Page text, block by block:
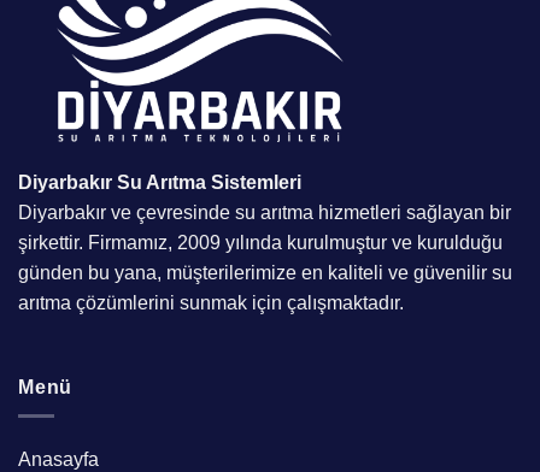
Diyarbakır Su Arıtma Sistemleri
Diyarbakır ve çevresinde su arıtma hizmetleri sağlayan bir
şirkettir. Firmamız, 2009 yılında kurulmuştur ve kurulduğu
günden bu yana, müşterilerimize en kaliteli ve güvenilir su
arıtma çözümlerini sunmak için çalışmaktadır.
Menü
Anasayfa